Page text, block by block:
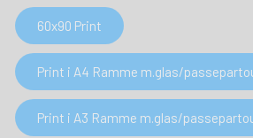
60x90 Print
Print i A4 Ramme m.glas/
Print i A3 Ramme m.glas/